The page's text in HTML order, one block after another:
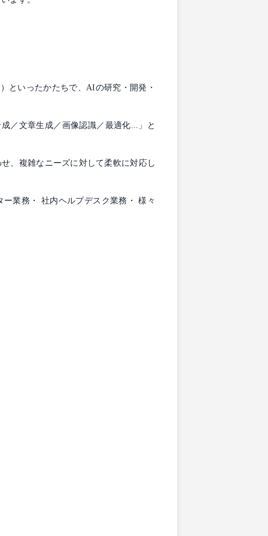
いったかたちで、AIの研究・開発・
／文章生成／画像認識／最適化...」と
、複雑なニーズに対して柔軟に対応し
業務・ 社内ヘルプデスク業務・ 様々